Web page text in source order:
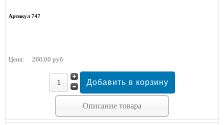
Артикул 747
Цена: 260,00 руб
Описание товара